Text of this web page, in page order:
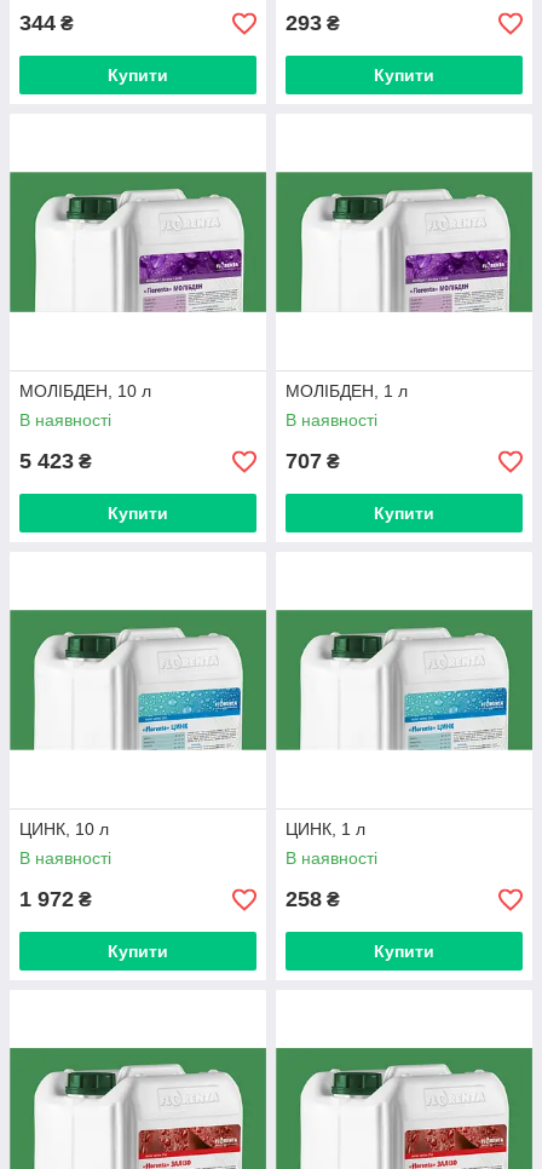
344 ₴
Купити
293 ₴
Купити
МОЛІБДЕН, 10 л
В наявності
5 423 ₴
Купити
МОЛІБДЕН, 1 л
В наявності
707 ₴
Купити
ЦИНК, 10 л
В наявності
1 972 ₴
Купити
ЦИНК, 1 л
В наявності
258 ₴
Купити